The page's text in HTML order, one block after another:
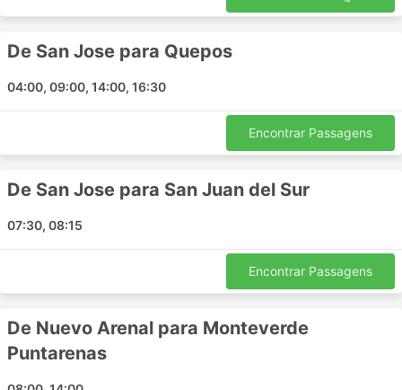
Manuel Antonio - Monteverde Puntarenas
Uvita - Monteverde Puntarenas
Monteverde Puntarenas - San Jose
Uvita - Jaco Puntarenas
Quepos - Monteverde Puntarenas
Manuel Antonio - Jaco Puntarenas
Jaco Puntarenas - Tamarindo
Sierpe - Uvita
De San Jose para Quepos
04:00, 09:00, 14:00, 16:30
Encontrar Passagens
De San Jose para San Juan del Sur
07:30, 08:15
Encontrar Passagens
De Nuevo Arenal para Monteverde
Puntarenas